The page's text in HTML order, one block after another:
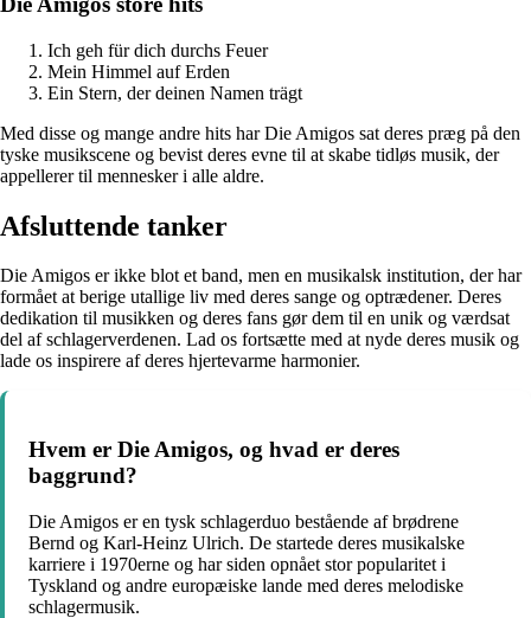
Ich geh für dich durchs Feuer
Mein Himmel auf Erden
Ein Stern, der deinen Namen trägt
Med disse og mange andre hits har Die Amigos sat deres præg på den
tyske musikscene og bevist deres evne til at skabe tidløs musik, der
appellerer til mennesker i alle aldre.
Afsluttende tanker
Die Amigos er ikke blot et band, men en musikalsk institution, der har
formået at berige utallige liv med deres sange og optrædener. Deres
dedikation til musikken og deres fans gør dem til en unik og værdsat
del af schlagerverdenen. Lad os fortsætte med at nyde deres musik og
lade os inspirere af deres hjertevarme harmonier.
Hvem er Die Amigos, og hvad er deres
baggrund?
Die Amigos er en tysk schlagerduo bestående af brødrene
Bernd og Karl-Heinz Ulrich. De startede deres musikalske
karriere i 1970erne og har siden opnået stor popularitet i
Tyskland og andre europæiske lande med deres melodiske
schlagermusik.